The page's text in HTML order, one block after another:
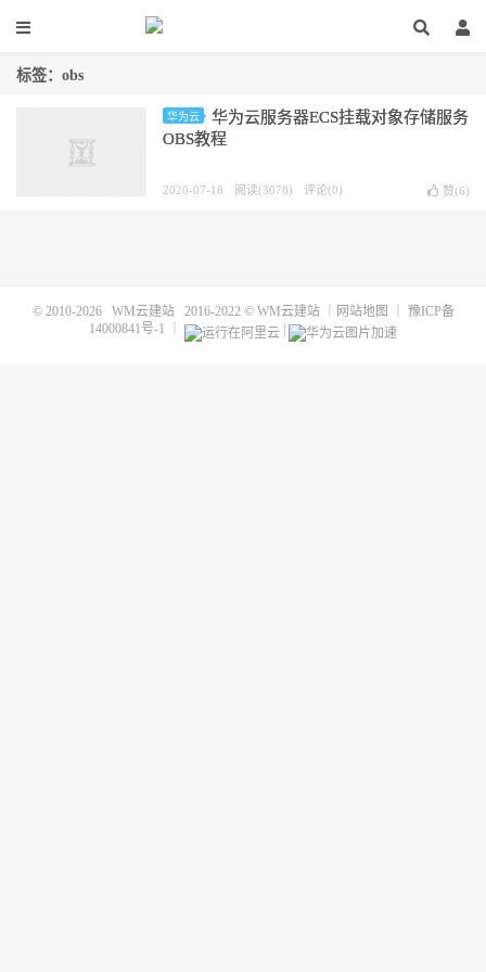
标签：obs
华为云
华为云服务器ECS挂载对象存储服务
OBS教程
2020-07-18 阅读(3078) 评论(0) 赞(6)
© 2010-2026 WM云建站2016-2022 © WM云建站｜ 网站地图
豫ICP备
14000841号-1